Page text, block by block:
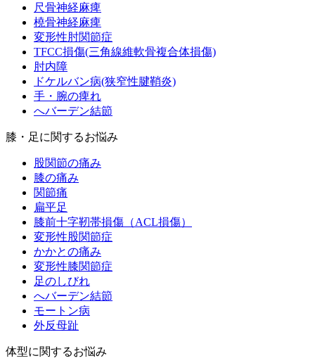
尺骨神経麻痺
橈骨神経麻痺
変形性肘関節症
TFCC損傷(三角線維軟骨複合体損傷)
肘内障
ドケルバン病(狭窄性腱鞘炎)
手・腕の痺れ
へバーデン結節
膝・足に関するお悩み
股関節の痛み
膝の痛み
関節痛
扁平足
膝前十字靭帯損傷（ACL損傷）
変形性股関節症
かかとの痛み
変形性膝関節症
足のしびれ
へバーデン結節
モートン病
外反母趾
体型に関するお悩み